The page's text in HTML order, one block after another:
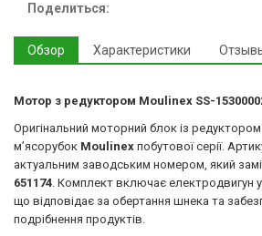
Поделиться:
Обзор Характеристики
Мотор з редуктором Moulinex SS-
Оригінальний моторний блок із
м’ясорубок Moulinex побутової серії.
актуальним заводським номером, який
651174. Комплект включає електродвигун
що відповідає за обертання шнека та
подрібнення продуктів.